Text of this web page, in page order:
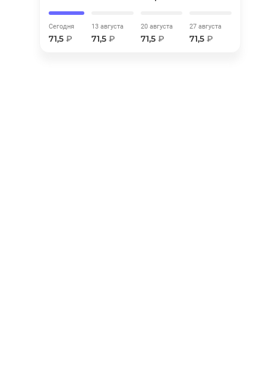
Сегодня
71,5₽
13 августа
71,5 ₽
20 августа
71,5 ₽
27 августа
71,5₽